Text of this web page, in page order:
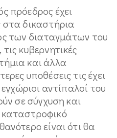
πρόεδρος έχει
στα δικαστήρια
των διαταγμάτων του
κυβερνητικές
και άλλα
υποθέσεις τις έχει
αντίπαλοί του
σε σύγχυση και
είναι ότι θα